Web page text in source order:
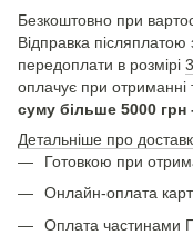
Безкоштовно при
Відправка
передоплати в розмірі
оплачує при отриманні
суму більше 5000 грн
Детальніше про
Готовкою при
Онлайн-оплата
Оплата частинами